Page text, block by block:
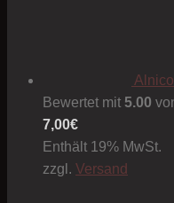
Bewertet mit 5.00
7,00€
Enthält 19% MwSt.
zzgl. Versand